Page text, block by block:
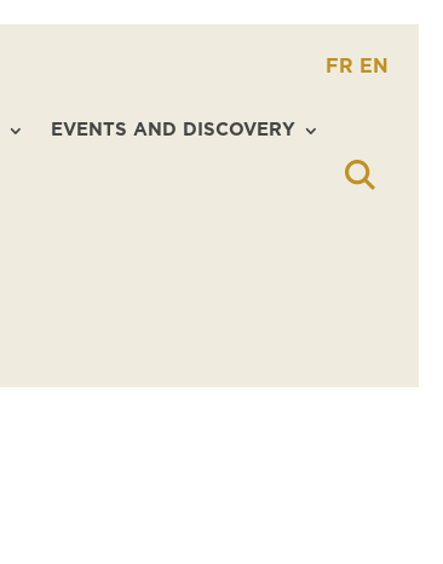
FR EN
EVENTS AND DISCOVERY